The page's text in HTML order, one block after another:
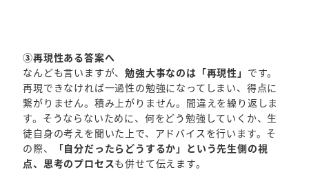
③再現性ある答案へ
なんども言いますが、勉強大事なのは「再現性」 です。
再現できなければ一過性の勉強になってしまい、得点に
繋がりません。積み上がりません。間違えを繰り返しま
す。そうならないために、何をどう勉強していくか、生
徒自身の考えを聞いた上で、アドバイスを行います。そ
の際、
「自分だったらどうするか」という先生側の視
点、思考のプロセスも併せて伝えます。